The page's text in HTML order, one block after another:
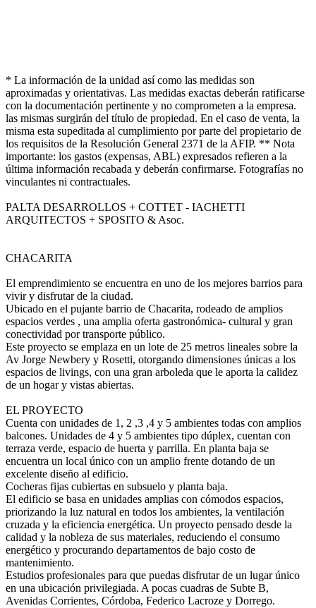
* La información de la unidad así como las medidas son
aproximadas y orientativas. Las medidas exactas deberán ratificarse
con la documentación pertinente y no comprometen a la empresa.
las mismas surgirán del título de propiedad. En el caso de venta, la
misma esta supeditada al cumplimiento por parte del propietario de
los requisitos de la Resolución General 2371 de la AFIP. ** Nota
importante: los gastos (expensas, ABL) expresados refieren a la
última información recabada y deberán confirmarse. Fotografías no
vinculantes ni contractuales.
PALTA DESARROLLOS + COTTET - IACHETTI
ARQUITECTOS + SPOSITO & Asoc.
CHACARITA
El emprendimiento se encuentra en uno de los mejores barrios para
vivir y disfrutar de la ciudad.
Ubicado en el pujante barrio de Chacarita, rodeado de amplios
espacios verdes , una amplia oferta gastronómica- cultural y gran
conectividad por transporte público.
Este proyecto se emplaza en un lote de 25 metros lineales sobre la
Av Jorge Newbery y Rosetti, otorgando dimensiones únicas a los
espacios de livings, con una gran arboleda que le aporta la calidez
de un hogar y vistas abiertas.
EL PROYECTO
Cuenta con unidades de 1, 2 ,3 ,4 y 5 ambientes todas con amplios
balcones. Unidades de 4 y 5 ambientes tipo dúplex, cuentan con
terraza verde, espacio de huerta y parrilla. En planta baja se
encuentra un local único con un amplio frente dotando de un
excelente diseño al edificio.
Cocheras fijas cubiertas en subsuelo y planta baja.
El edificio se basa en unidades amplias con cómodos espacios,
priorizando la luz natural en todos los ambientes, la ventilación
cruzada y la eficiencia energética. Un proyecto pensado desde la
calidad y la nobleza de sus materiales, reduciendo el consumo
energético y procurando departamentos de bajo costo de
mantenimiento.
Estudios profesionales para que puedas disfrutar de un lugar único
en una ubicación privilegiada. A pocas cuadras de Subte B,
Avenidas Corrientes, Córdoba, Federico Lacroze y Dorrego.